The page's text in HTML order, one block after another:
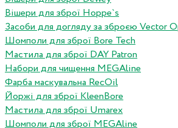
Вішери для зброї Hoppe`s
Засоби для догляду за зброєю Vector
Шомполи для зброї Bore Tech
Мастила для зброї DAY Patron
Набори для чищення MEGAline
Фарба маскувальна RecOil
Йоржі для зброї KleenBore
Мастила для зброї Umarex
Шомполи для зброї MEGAline